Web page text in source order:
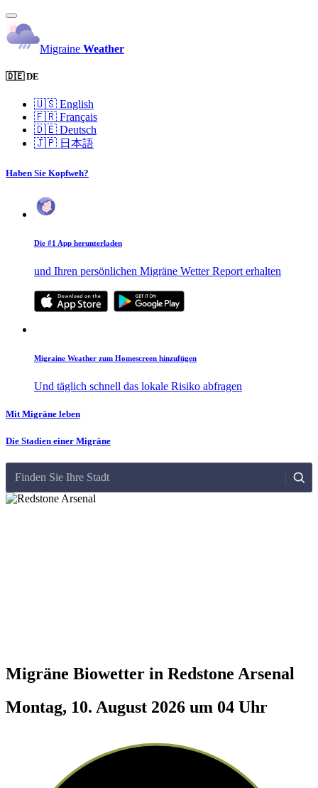
Migraine Weather
🇩🇪 DE
🇺🇸 English
🇫🇷 Français
🇩🇪 Deutsch
🇯🇵 日本語
Haben Sie Kopfweh?
Die #1 App herunterladen
und Ihren persönlichen Migräne Wetter Report erhalten
Migraine Weather zum Homescreen hinzufügen
Und täglich schnell das lokale Risiko abfragen
Mit Migräne leben
Die Stadien einer Migräne
Finden Sie Ihre Stadt
Migräne Biowetter in Redstone Arsenal
Montag, 10. August 2026 um 04 Uhr